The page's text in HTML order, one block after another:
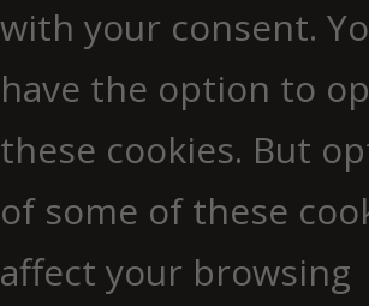
with your consent.
have the option to
these cookies. But
of some of these
affect your browsing